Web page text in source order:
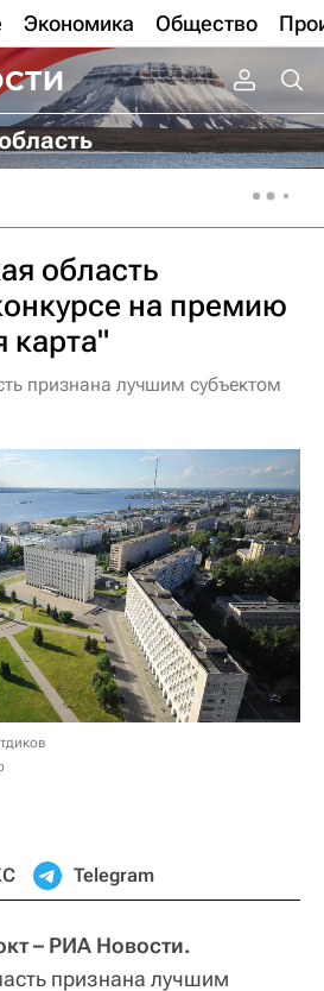
Экономика Общество
область
на премию
карта"
признана лучшим субъектом
Telegram
– РИА Новости.
признана лучшим